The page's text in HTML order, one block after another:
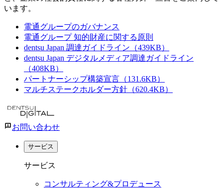
います。
電通グループのガバナンス
電通グループ 知的財産に関する原則
dentsu Japan 調達ガイドライン（439KB）
dentsu Japan デジタルメディア調達ガイドライン
（408KB）
パートナーシップ構築宣言（131.6KB）
マルチステークホルダー方針（620.4KB）
お問い合わせ
サービス
サービス
コンサルティング&プロデュース